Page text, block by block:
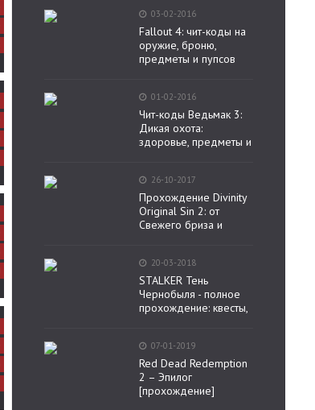
03-02-2016
Fallout 4: чит-коды на
оружие, броню,
предметы и пупсов
01-02-2016
Чит-коды Ведьмак 3:
Дикая охота:
здоровье, предметы и
26-10-2017
Прохождение Divinity
Original Sin 2: от
Свежего бриза и
20-03-2018
STALKER Тень
Чернобыля - полное
прохождение: квесты,
07-01-2019
Red Dead Redemption
2 – Эпилог
[прохождение]